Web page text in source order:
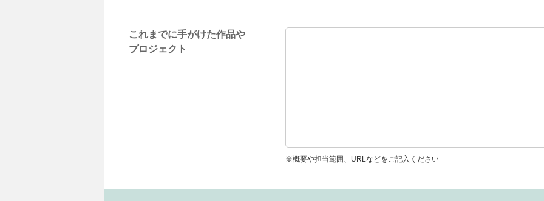
これまでに手がけた作品や
プロジェクト
※概要や担当範囲、URLなどをご記入ください